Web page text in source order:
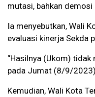
mutasi, bahkan demosi
Ia menyebutkan, Wali
evaluasi kinerja Sekda
“Hasilnya (Ukom) tidak
pada Jumat (8/9/
Kemudian, Wali Kota